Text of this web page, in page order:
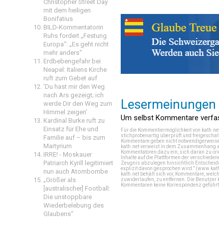
Christopher Street Day
mit dem heiligen
Bonifatius
BILD-Kommentatorin
Ruhs fordert „Festung
Europa“: „Es geht nicht
mehr anders“
Erdbebengefahr bei
Neapel: Italiens Kirche
ruft zum Gebet auf
'Du hast mir den Weg
nach Ars gezeigt; ich
werde Dir den Weg zum
Himmel zeigen'
Kardinal Burke ruft zu
Einsatz für Ehe und
Familie auf – bis zum
Martyrium
IRRE! - Moskauer
Patriarch Kyrill legitimiert
nun auch Atombombe
„Größer als
[australischer] Football:
Die unstoppbare
Wiederbelebung des
Glaubens“
Lesermeinungen
Um selbst Kommentare
Für die Kommentiermöglichkeit von
stichprobenartig überprüft und
Kommentare geben nicht
kath.net verweist in dem Zusammenhang
Kommentatoren dazu ein, sich daran zu
Inhalte auf die Plattformen der
Zeugnis abzulegen hinsichtlich
explizit davon gesprochen wird." (
kath.net behält sich vor, Kommentare,
zuwiderlaufen, zu entfernen. Die
Kommentaren keine Korrespondenz